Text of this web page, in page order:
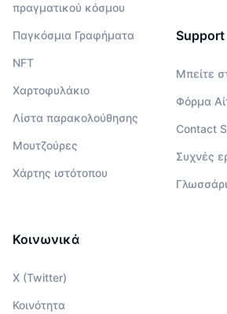
πραγματικού κόσμου
Παγκόσμια Γραφήματα
NFT
Χαρτοφυλάκιο
Λίστα παρακολούθησης
Μουτζούρες
Χάρτης ιστότοπου
Support
Μπείτε
Φόρμα
Contact
Συχνές
Κοινωνικά
X (Twitter)
Κοινότητα